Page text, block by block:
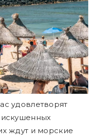
удовлетворят
ждут и морские